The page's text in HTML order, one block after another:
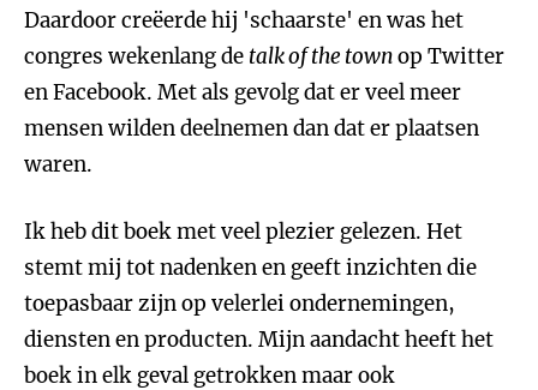
Daardoor creëerde hij 'schaarste' en was het
congres wekenlang de talk of the townop Twitter
en Facebook. Met als gevolg dat er veel meer
mensen wilden deelnemen dan dat er plaatsen
waren.
Ik heb dit boek met veel plezier gelezen. Het
stemt mij tot nadenken en geeft inzichten die
toepasbaar zijn op velerlei ondernemingen,
diensten en producten. Mijn aandacht heeft het
boek in elk geval getrokken maar ook